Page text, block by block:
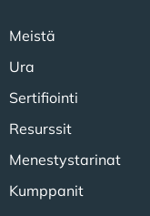
Meistä
Ura
Sertifiointi
Resurssit
Menestystarinat
Kumppanit